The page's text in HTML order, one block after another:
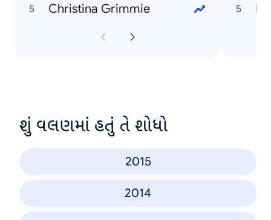
Christina Grimmie
શું વલણમાં હતું તે શોધો
2015
2014